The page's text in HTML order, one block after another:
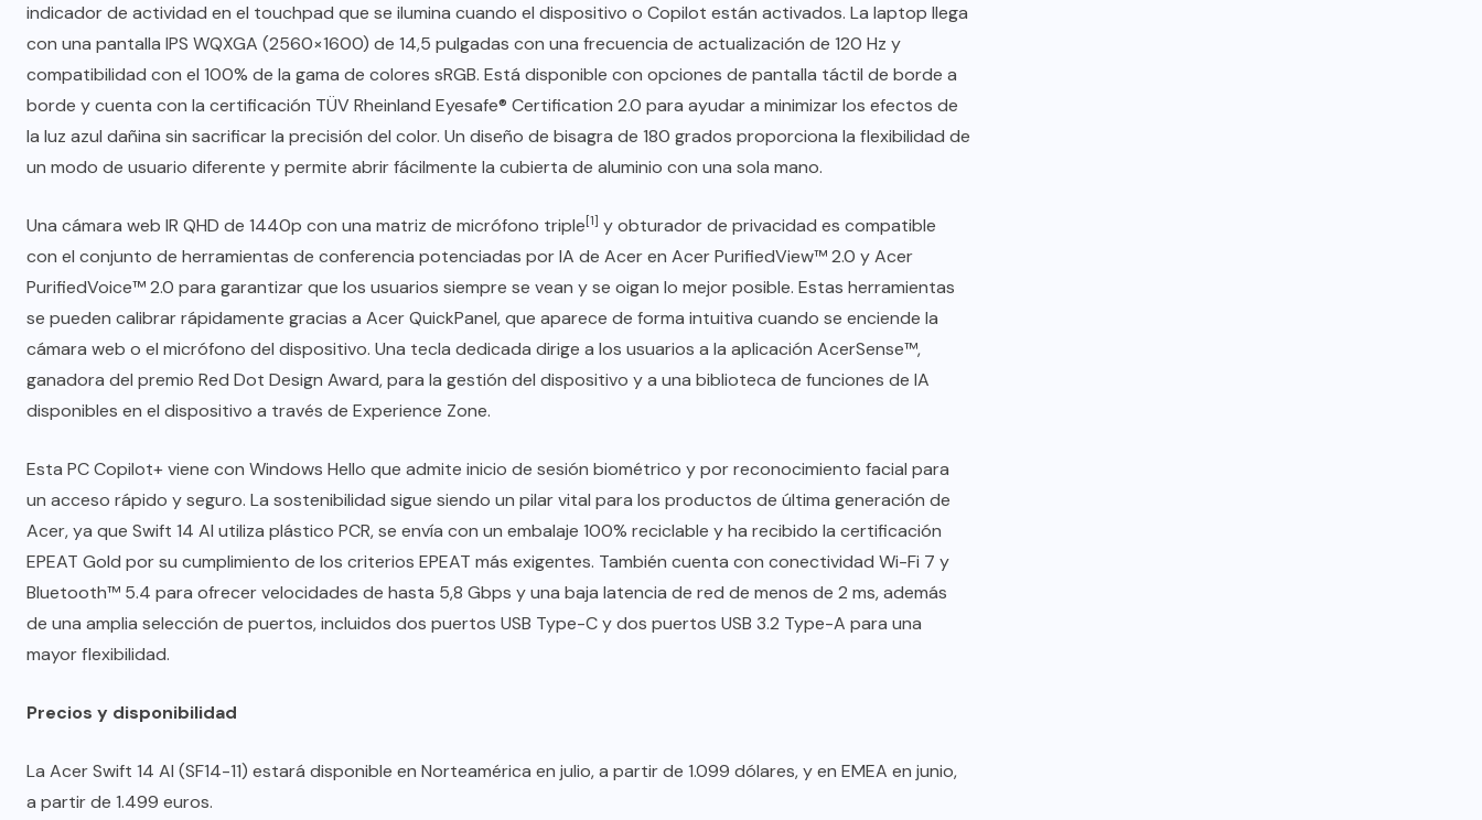
indicador de actividad en el touchpad que se ilumina cuando el dispositivo o Copilot están activados. La laptop llega
con una pantalla IPS WQXGA (2560×1600) de 14,5 pulgadas con una frecuencia de actualización de 120 Hz y
compatibilidad con el 100% de la gama de colores sRGB. Está disponible con opciones de pantalla táctil de borde a
borde y cuenta con la certificación TÜV Rheinland Eyesafe® Certification 2.0 para ayudar a minimizar los efectos de
la luz azul dañina sin sacrificar la precisión del color. Un diseño de bisagra de 180 grados proporciona la flexibilidad de
un modo de usuario diferente y permite abrir fácilmente la cubierta de aluminio con una sola mano.
Una cámara web IR QHD de 1440p con una matriz de micrófono triple[1] y obturador de privacidad es compatible
con el conjunto de herramientas de conferencia potenciadas por IA de Acer en Acer PurifiedView™ 2.0 y Acer
PurifiedVoice™ 2.0 para garantizar que los usuarios siempre se vean y se oigan lo mejor posible. Estas herramientas
se pueden calibrar rápidamente gracias a Acer QuickPanel, que aparece de forma intuitiva cuando se enciende la
cámara web o el micrófono del dispositivo. Una tecla dedicada dirige a los usuarios a la aplicación AcerSense™,
ganadora del premio Red Dot Design Award, para la gestión del dispositivo y a una biblioteca de funciones de IA
disponibles en el dispositivo a través de Experience Zone.
Esta PC Copilot+ viene con Windows Hello que admite inicio de sesión biométrico y por reconocimiento facial para
un acceso rápido y seguro. La sostenibilidad sigue siendo un pilar vital para los productos de última generación de
Acer, ya que Swift 14 AI utiliza plástico PCR, se envía con un embalaje 100% reciclable y ha recibido la certificación
EPEAT Gold por su cumplimiento de los criterios EPEAT más exigentes. También cuenta con conectividad Wi-Fi 7 y
Bluetooth™ 5.4 para ofrecer velocidades de hasta 5,8 Gbps y una baja latencia de red de menos de 2 ms, además
de una amplia selección de puertos, incluidos dos puertos USB Type-C y dos puertos USB 3.2 Type-A para una
mayor flexibilidad.
Precios y disponibilidad
La Acer Swift 14 AI (SF14-11) estará disponible en Norteamérica en julio, a partir de 1.099 dólares, y en EMEA en junio,
a partir de 1.499 euros.